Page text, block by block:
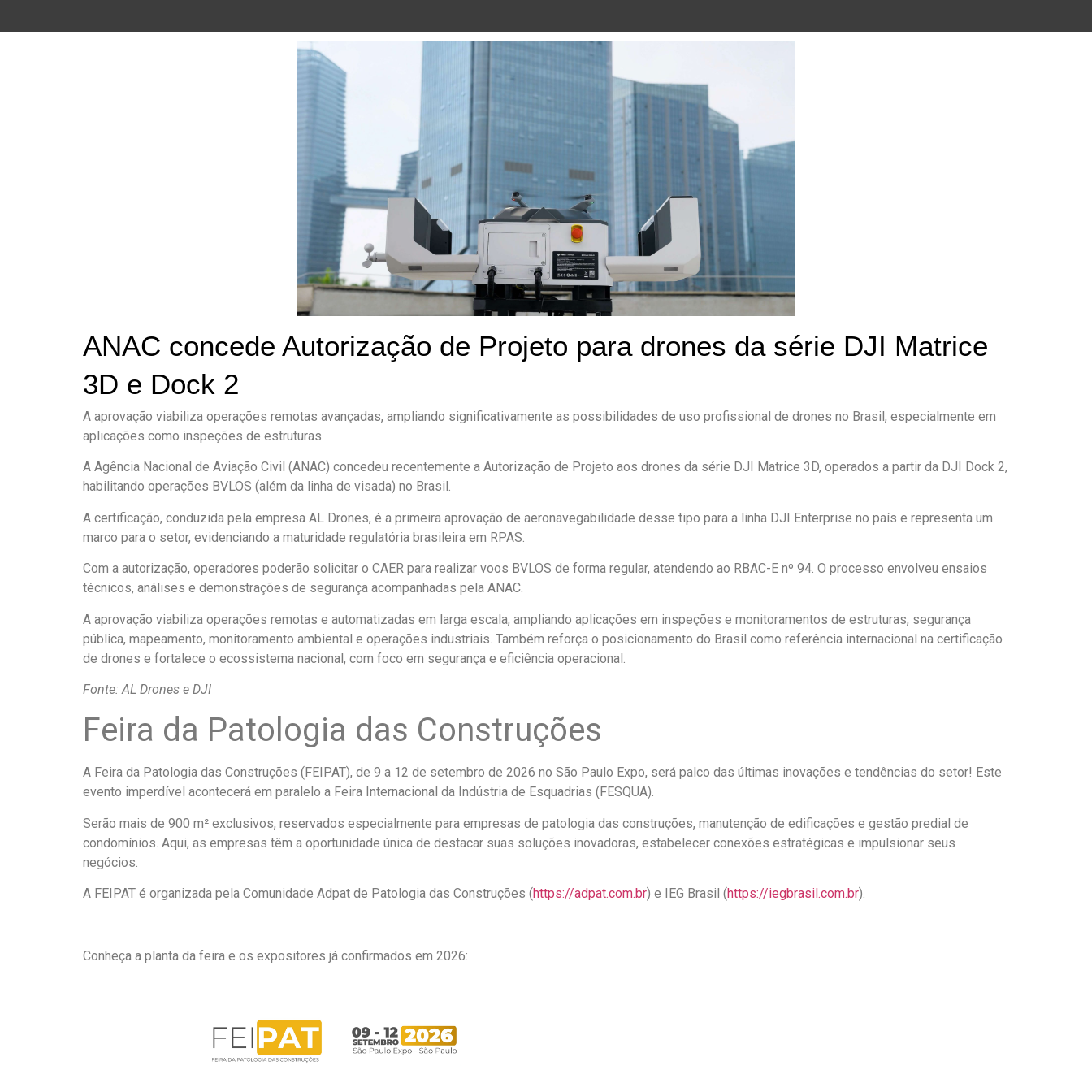
ANAC concede Autorização de Projeto para drones da série DJI Matrice
3D e Dock 2
A aprovação viabiliza operações remotas avançadas, ampliando significativamente as possibilidades de uso profissional de drones no Brasil, especialmente em
aplicações como inspeções de estruturas
A Agência Nacional de Aviação Civil (ANAC) concedeu recentemente a Autorização de Projeto aos drones da série DJI Matrice 3D, operados a partir da DJI Dock 2,
habilitando operações BVLOS (além da linha de visada) no Brasil.
A certificação, conduzida pela empresa AL Drones, é a primeira aprovação de aeronavegabilidade desse tipo para a linha DJI Enterprise no país e representa um
marco para o setor, evidenciando a maturidade regulatória brasileira em RPAS.
Com a autorização, operadores poderão solicitar o CAER para realizar voos BVLOS de forma regular, atendendo ao RBAC-E nº 94. O processo envolveu ensaios
técnicos, análises e demonstrações de segurança acompanhadas pela ANAC.
A aprovação viabiliza operações remotas e automatizadas em larga escala, ampliando aplicações em inspeções e monitoramentos de estruturas, segurança
pública, mapeamento, monitoramento ambiental e operações industriais. Também reforça o posicionamento do Brasil como referência internacional na certificação
de drones e fortalece o ecossistema nacional, com foco em segurança e eficiência operacional.
Fonte: AL Drones e DJI
Feira da Patologia das Construções
A Feira da Patologia das Construções (FEIPAT), de 9 a 12 de setembro de 2026 no São Paulo Expo, será palco das últimas inovações e tendências do setor! Este
evento imperdível acontecerá em paralelo a Feira Internacional da Indústria de Esquadrias (FESQUA).
Serão mais de 900 m² exclusivos, reservados especialmente para empresas de patologia das construções, manutenção de edificações e gestão predial de
condomínios. Aqui, as empresas têm a oportunidade única de destacar suas soluções inovadoras, estabelecer conexões estratégicas e impulsionar seus
negócios.
A FEIPAT é organizada pela Comunidade Adpat de Patologia das Construções (https://adpat.com.br) e IEG Brasil (https://iegbrasil.com.br).
Conheça a planta da feira e os expositores já confirmados em 2026: